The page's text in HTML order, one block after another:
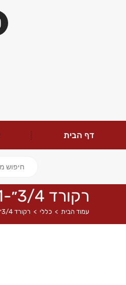
דף הבית
רקורד 3/4״-1״ לצינור גינה וברז
עמוד הבית > כללי > רקורד 3/4״-1״ לצינור גינה וברז